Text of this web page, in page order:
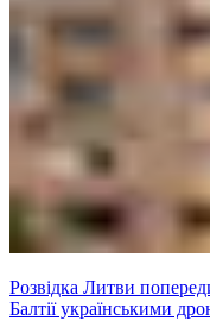
Розвідка Литви
Балтії українськими